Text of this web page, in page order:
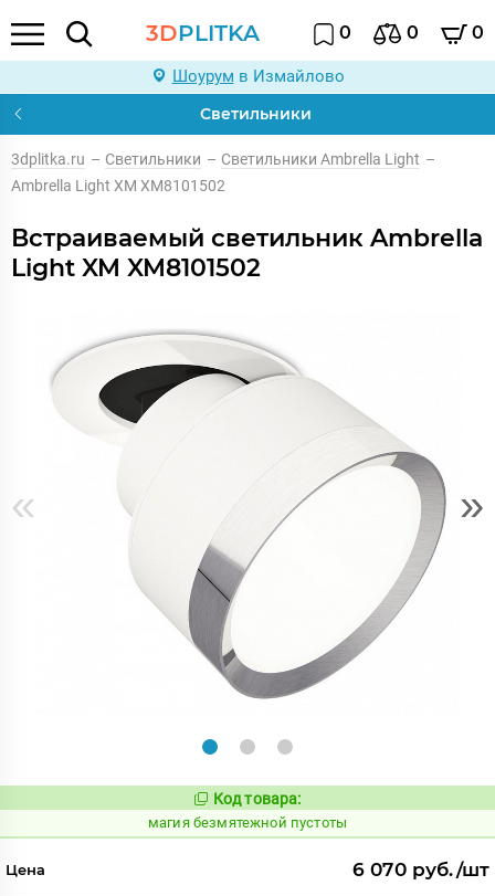
3DPLITKA 0 0 0
Шоурум в Измайлово
Светильники
3dplitka.ru – Светильники – Светильники Ambrella Light –
Ambrella Light XM XM8101502
Встраиваемый светильник Ambrella
Light XM XM8101502
« »
Код:
906824
Код товара:
магия безмятежной пустоты
Цена 6 070 руб./шт